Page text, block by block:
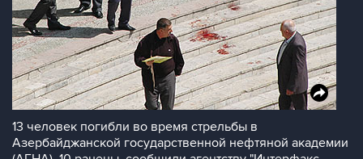
13 человек погибли во время стрельбы в
Азербайджанской государственной нефтяной академии